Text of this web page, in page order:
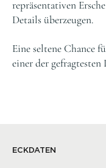
repräsentativen
Details überzeugen.
Eine seltene Chance
einer der
ECKDATEN